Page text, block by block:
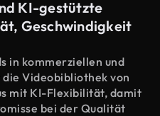
KI-gestützte
Geschwindigkeit
in kommerziellen und
Videobibliothek von
mit KI-Flexibilität, damit
bei der Qualität